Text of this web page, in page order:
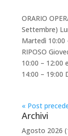
ORARIO
Settembre)
Martedì 10:00
RIPOSO
10:00 – 12:00
14:00 – 19:00
« Post
Archivi
Agosto 2026